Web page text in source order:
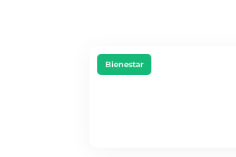
Bienestar